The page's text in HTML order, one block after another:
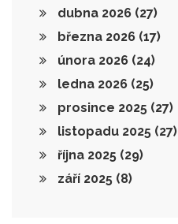
dubna 2026 (27)
března 2026 (17)
února 2026 (24)
ledna 2026 (25)
prosince 2025 (27)
listopadu 2025 (27)
října 2025 (29)
září 2025 (8)